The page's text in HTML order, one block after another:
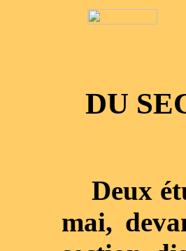
DU
Deux
mai,